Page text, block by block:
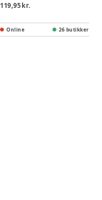
119,95 kr.
Online 26 butikker